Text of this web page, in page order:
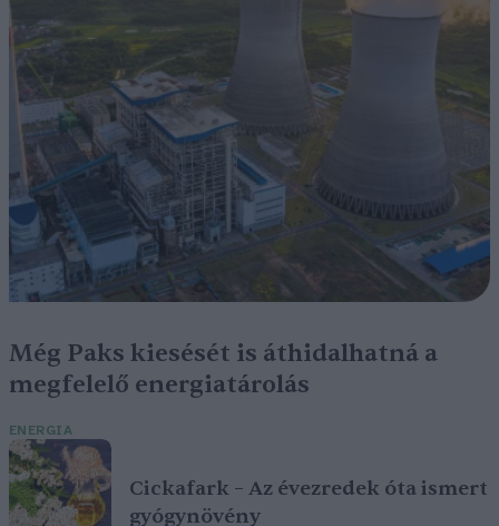
Még Paks kiesését is áthidalhatná a
megfelelő energiatárolás
ENERGIA
Cickafark – Az évezredek óta ismert
gyógynövény